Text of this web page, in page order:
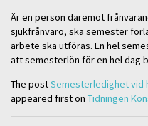
Är en person däremot
sjukfrånvaro, ska semester
arbete ska utföras. En hel
att semesterlön för en hel dag
The postSemesterledighet vid
appeared first on Tidningen